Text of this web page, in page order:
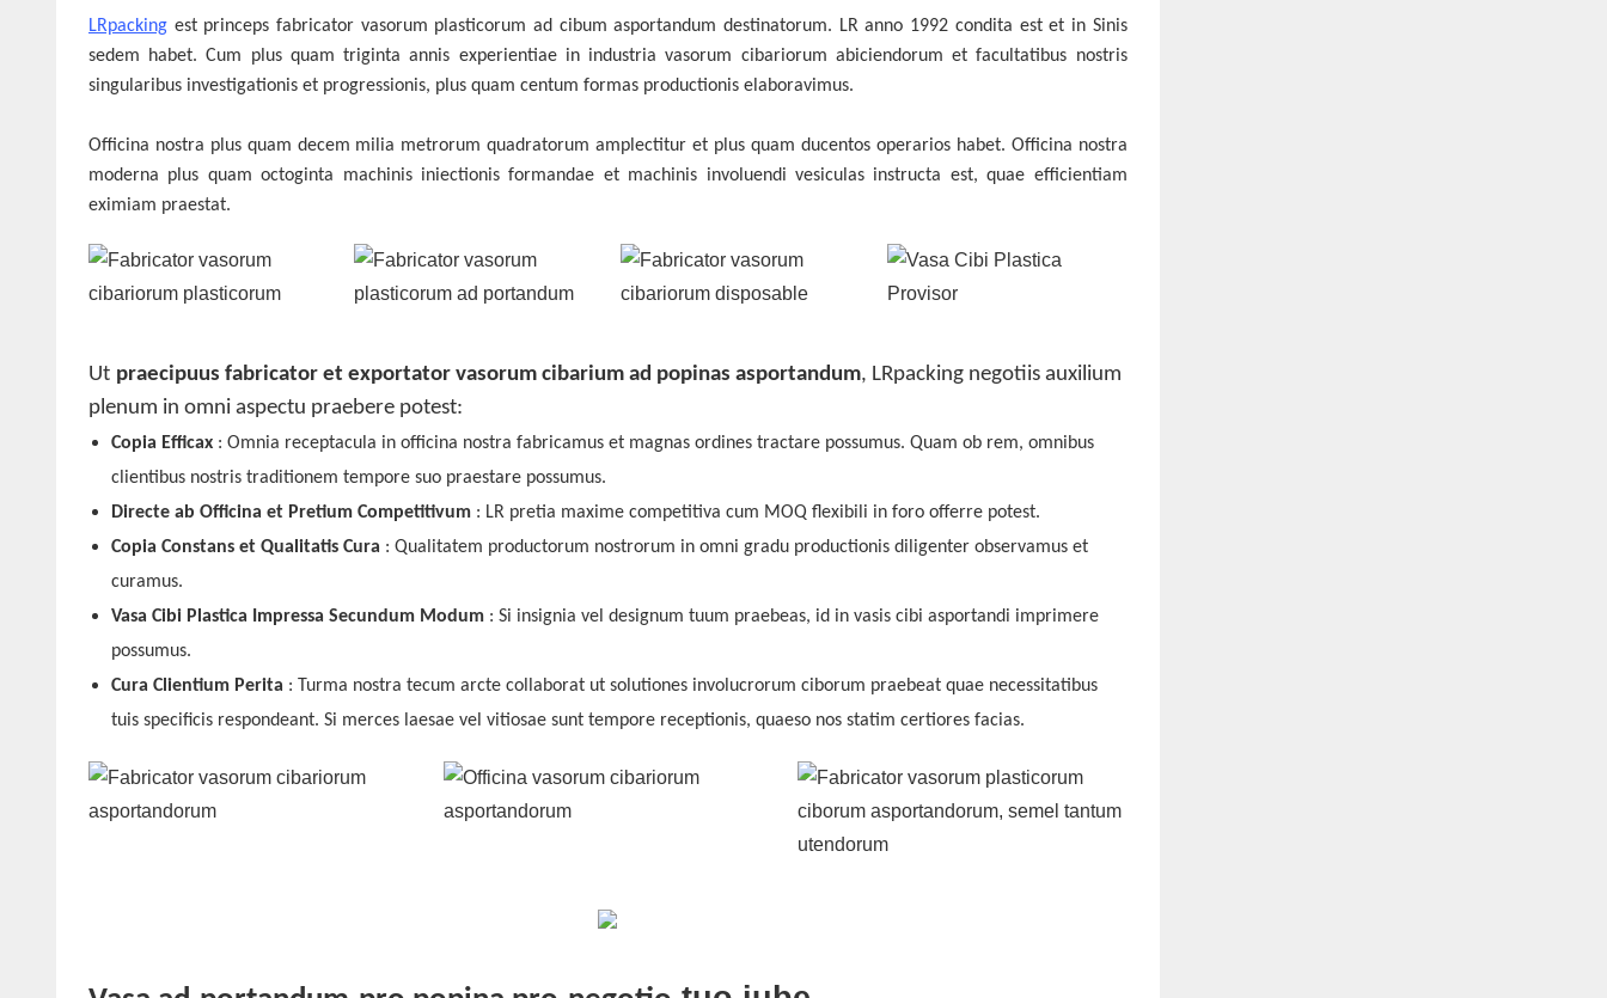
LRpackingest princeps fabricator vasorum plasticorum ad cibum asportandum destinatorum. LR anno 1992 condita est et in Sinis
sedem habet. Cum plus quam triginta annis experientiae in industria vasorum cibariorum abiciendorum et facultatibus nostris
singularibus investigationis et progressionis, plus quam centum formas productionis elaboravimus.
Officina nostra plus quam decem milia metrorum quadratorum amplectitur et plus quam ducentos operarios habet. Officina nostra
moderna plus quam octoginta machinis iniectionis formandae et machinis involuendi vesiculas instructa est, quae efficientiam
eximiam praestat.
Ut praecipuus fabricator et exportator vasorum cibarium ad popinas asportandum, LRpacking negotiis auxilium
plenum in omni aspectu praebere potest:
Copia Efficax : Omnia receptacula in officina nostra fabricamus et magnas ordines tractare possumus. Quam ob rem, omnibus
clientibus nostris traditionem tempore suo praestare possumus.
Directe ab Officina et Pretium Competitivum : LR pretia maxime competitiva cum MOQ flexibili in foro offerre potest.
Copia Constans et Qualitatis Cura : Qualitatem productorum nostrorum in omni gradu productionis diligenter observamus et
curamus.
Vasa Cibi Plastica Impressa Secundum Modum : Si insignia vel designum tuum praebeas, id in vasis cibi asportandi imprimere
possumus.
Cura Clientium Perita : Turma nostra tecum arcte collaborat ut solutiones involucrorum ciborum praebeat quae necessitatibus
tuis specificis respondeant. Si merces laesae vel vitiosae sunt tempore receptionis, quaeso nos statim certiores facias.